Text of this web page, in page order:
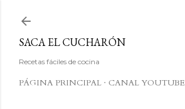
SACA EL CUCHARÓN
Recetas fáciles de cocina
PÁGINA PRINCIPAL CANAL YOUTUBE